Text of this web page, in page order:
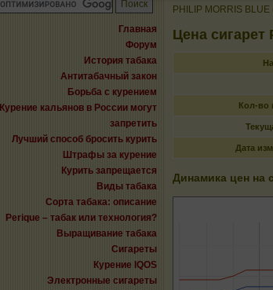
Главная
Форум
История табака
Антитабачный закон
Борьба с курением
Курение кальянов в России могут
запретить
Лучший способ бросить курить
Штрафы за курение
Курить запрещается
Виды табака
Сорта табака: описание
Perique – табак или технология?
Выращивание табака
Сигареты
Курение IQOS
Электронные сигареты
PHILIP MORRIS
Цена сигарет
Кол-во
Дата
Динамика цен на